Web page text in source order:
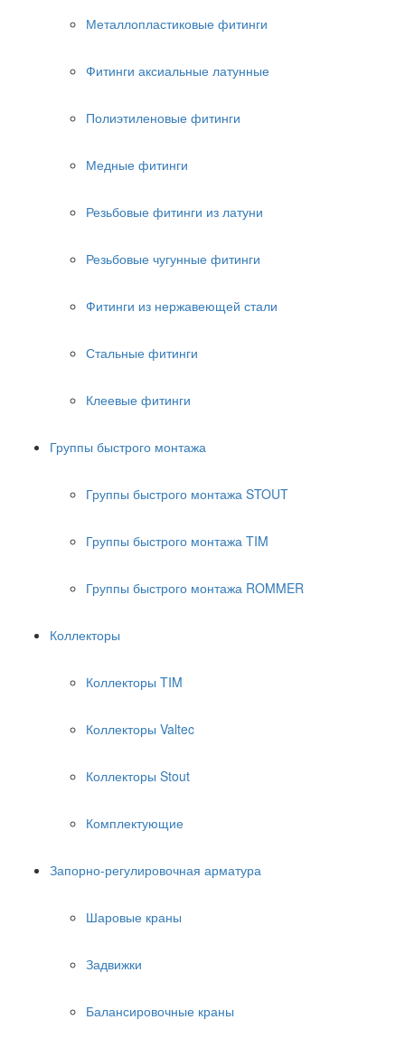
Металлопластиковые фитинги
Фитинги аксиальные латунные
Полиэтиленовые фитинги
Медные фитинги
Резьбовые фитинги из латуни
Резьбовые чугунные фитинги
Фитинги из нержавеющей стали
Стальные фитинги
Клеевые фитинги
Группы быстрого монтажа
Группы быстрого монтажа STOUT
Группы быстрого монтажа TIM
Группы быстрого монтажа ROMMER
Коллекторы
Коллекторы TIM
Коллекторы Valtec
Коллекторы Stout
Комплектующие
Запорно-регулировочная арматура
Шаровые краны
Задвижки
Балансировочные краны